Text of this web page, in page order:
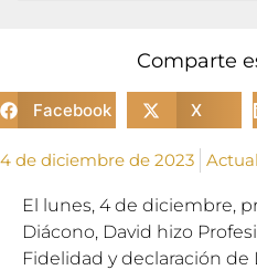
Comparte
Facebook X
4 de diciembre de 2023
El lunes, 4 de diciembre,
Diácono, David hizo
Fidelidad y declaración de